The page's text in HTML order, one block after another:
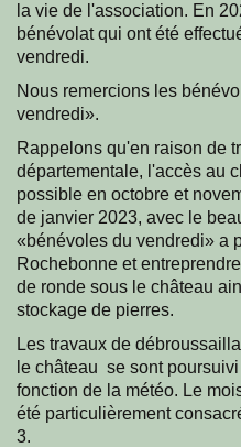
la vie de l'association. En
bénévolat qui ont été
vendredi.
Nous remercions les
vendredi».
Rappelons qu'en raison de
départementale, l'accès au
possible en octobre et
de janvier 2023, avec le
«bénévoles du vendredi» a
Rochebonne et
de ronde sous le château
stockage de pierres.
Les travaux de
le château se sont
fonction de la météo. Le
été particulièrement
3.